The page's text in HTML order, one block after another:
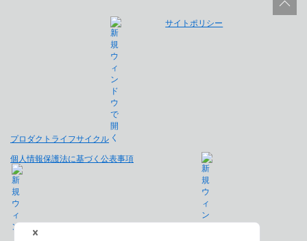
プロダクトライフサイクル
サイトポリシー
個人情報保護法に基づく公表事項